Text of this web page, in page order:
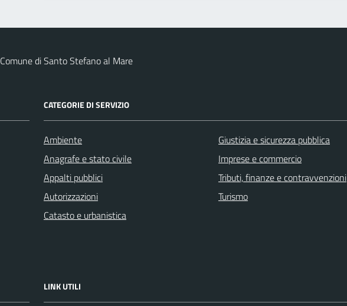
Comune di Santo Stefano al Mare
CATEGORIE DI SERVIZIO
Ambiente
Anagrafe e stato civile
Appalti pubblici
Autorizzazioni
Catasto e urbanistica
Giustizia e sicurezza pubblica
Imprese e commercio
Tributi, finanze e contravvenzioni
Turismo
LINK UTILI